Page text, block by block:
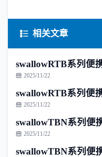
相关文章
swallowRTB系列便
2025/11/22
swallowRTB系列便
2025/11/22
swallowTBN系列便
2025/11/22
swallowTBN系列便